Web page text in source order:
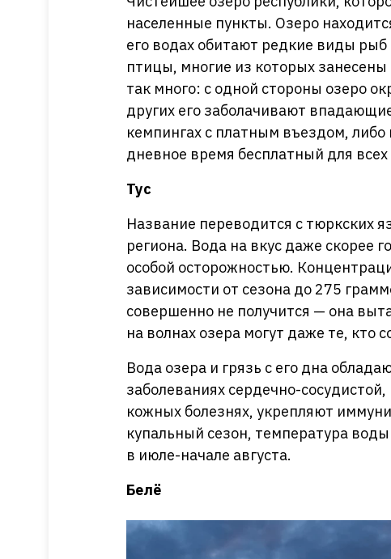
населенные пункты. Озеро
его водах обитают редкие виды
птицы, многие из которых
так много: с одной стороны озеро
других его заболачивают
кемпингах с платным въездом,
дневное время бесплатный для всех
Тус
Название переводится с тюркских
региона. Вода на вкус даже скорее
особой осторожностью.
зависимости от сезона до 275
совершенно не получится — она
на волнах озера могут даже те, кто
Вода озера и грязь с его дна
заболеваниях сердечно-
кожных болезнях, укрепляют
купальный сезон, температура
в июле-начале августа.
Белё